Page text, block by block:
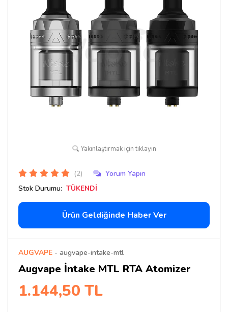
Yakınlaştırmak için tıklayın
(2)
Yorum Yapın
Stok Durumu: TÜKENDİ
Ürün Geldiğinde Haber Ver
AUGVAPE - augvape-intake-mtl
Augvape İntake MTL RTA Atomizer
1.144,50 TL